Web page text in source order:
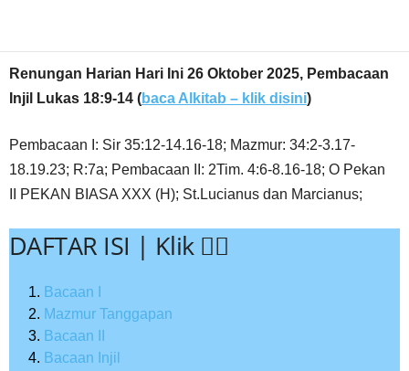
Renungan Harian Hari Ini 26 Oktober 2025, Pembacaan
Injil Lukas 18:9-14 (baca Alkitab – klik disini)
Pembacaan I: Sir 35:12-14.16-18; Mazmur: 34:2-3.17-
18.19.23; R:7a; Pembacaan II: 2Tim. 4:6-8.16-18; O Pekan
II PEKAN BIASA XXX (H); St.Lucianus dan Marcianus;
DAFTAR ISI | Klik 👇🏻
Bacaan I
Mazmur Tanggapan
Bacaan II
Bacaan Injil